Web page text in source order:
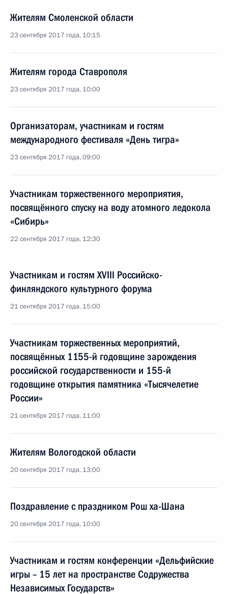
Жителям Смоленской области
23 сентября 2017 года, 10:15
Жителям города Ставрополя
23 сентября 2017 года, 10:00
Организаторам, участникам и гостям
международного фестиваля «День тигра»
23 сентября 2017 года, 09:00
Участникам торжественного мероприятия,
посвящённого спуску на воду атомного ледокола
«Сибирь»
22 сентября 2017 года, 12:30
Участникам и гостям XVIII Российско-
финляндского культурного форума
21 сентября 2017 года, 15:00
Участникам торжественных мероприятий,
посвящённых 1155-й годовщине зарождения
российской государственности и 155-й
годовщине открытия памятника «Тысячелетие
России»
21 сентября 2017 года, 11:00
Жителям Вологодской области
20 сентября 2017 года, 13:00
Поздравление с праздником Рош ха-Шана
20 сентября 2017 года, 10:00
Участникам и гостям конференции «Дельфийские
игры – 15 лет на пространстве Содружества
Независимых Государств»